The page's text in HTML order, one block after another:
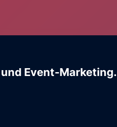
Event-Marketing.